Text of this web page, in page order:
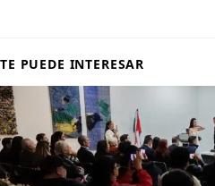
TE PUEDE INTERESAR